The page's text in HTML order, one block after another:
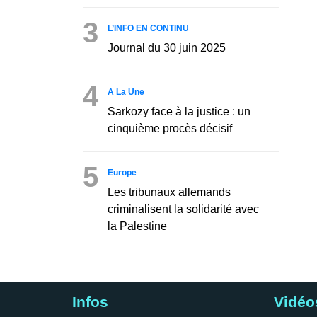
3 L’INFO EN CONTINU
Journal du 30 juin 2025
4 A La Une
Sarkozy face à la justice : un
cinquième procès décisif
5 Europe
Les tribunaux allemands
criminalisent la solidarité avec
la Palestine
Infos